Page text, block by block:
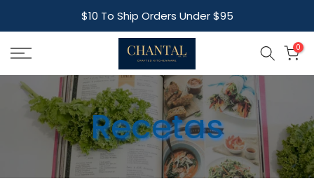
to
content
$10 To Ship Orders Under $95
0
Recetas